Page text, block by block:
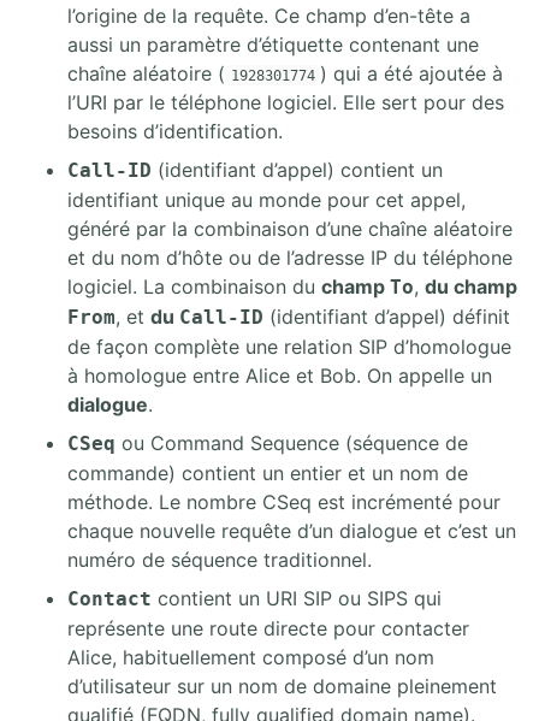
l’origine de la requête. Ce champ d’en-tête a
aussi un paramètre d’étiquette contenant une
chaîne aléatoire ( 1928301774 ) qui a été ajoutée à
l’URI par le téléphone logiciel. Elle sert pour des
besoins d’identification.
Call-ID (identifiant d’appel) contient un
identifiant unique au monde pour cet appel,
généré par la combinaison d’une chaîne aléatoire
et du nom d’hôte ou de l’adresse IP du téléphone
logiciel. La combinaison du champ To, du champ
From, et du Call-ID (identifiant d’appel) définit
de façon complète une relation SIP d’homologue
à homologue entre Alice et Bob. On appelle un
dialogue.
CSeq ou Command Sequence (séquence de
commande) contient un entier et un nom de
méthode. Le nombre CSeq est incrémenté pour
chaque nouvelle requête d’un dialogue et c’est un
numéro de séquence traditionnel.
Contact contient un URI SIP ou SIPS qui
représente une route directe pour contacter
Alice, habituellement composé d’un nom
d’utilisateur sur un nom de domaine pleinement
qualifié (FQDN, fully qualified domain name).